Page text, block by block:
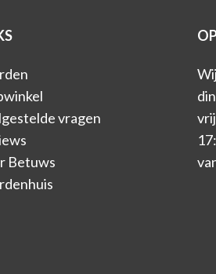
vragen
Betuws